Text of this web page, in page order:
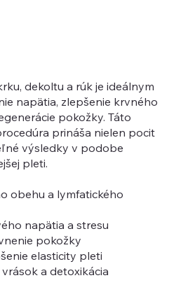
dekoltu a rúk je ideálnym
napätia, zlepšenie krvného
pokožky. Táto
prináša nielen pocit
výsledky v podobe
pleti.
obehu a lymfatického
napätia a stresu
pokožky
elasticity pleti
a detoxikácia